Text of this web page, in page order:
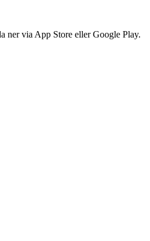
ner via App Store eller Google Play.